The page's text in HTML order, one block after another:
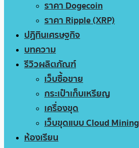
ราคา Dogecoin
ราคา Ripple (XRP)
ปฏิทินเศรษฐกิจ
บทความ
รีวิวผลิตภัณฑ์
เว็บซื้อขาย
กระเป๋าเก็บเหรียญ
เครื่องขุด
เว็บขุดแบบ Cloud Mining
ห้องเรียน